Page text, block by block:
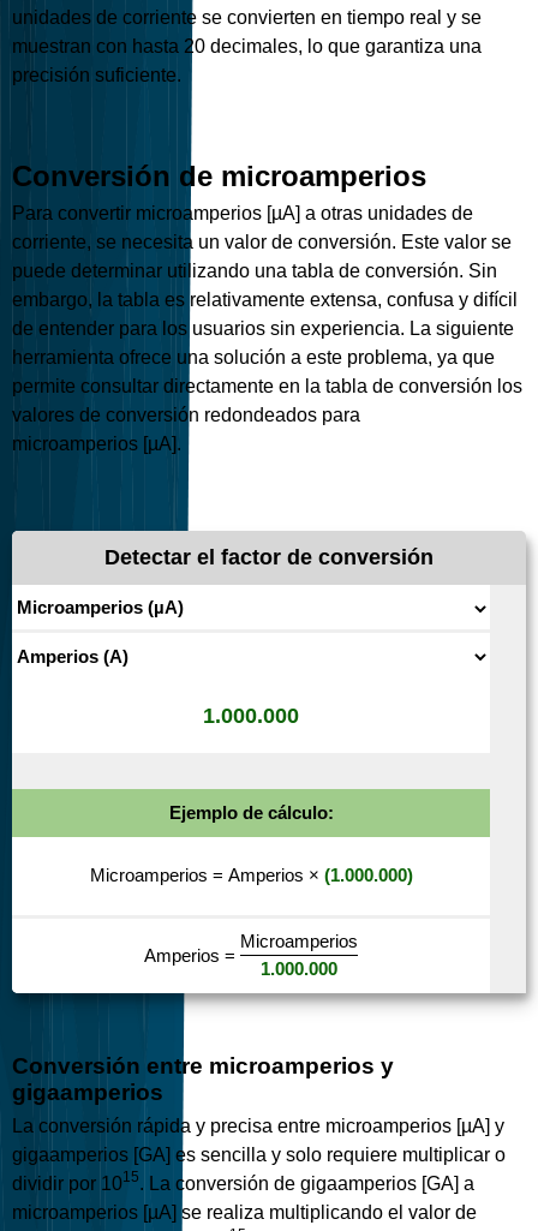
unidades de corriente se convierten en tiempo real y se
muestran con hasta 20 decimales, lo que garantiza una
precisión suficiente.
Conversión de microamperios
Para convertir microamperios [µA] a otras unidades de
corriente, se necesita un valor de conversión. Este valor se
puede determinar utilizando una tabla de conversión. Sin
embargo, la tabla es relativamente extensa, confusa y difícil
de entender para los usuarios sin experiencia. La siguiente
herramienta ofrece una solución a este problema, ya que
permite consultar directamente en la tabla de conversión los
valores de conversión redondeados para
microamperios [µA].
Detectar el factor de conversión
1.000.000
Ejemplo de cálculo:
Microamperios = Amperios × (1.000.000)
Amperios =
Microamperios
1.000.000
Conversión entre microamperios y
gigaamperios
La conversión rápida y precisa entre microamperios [µA] y
gigaamperios [GA] es sencilla y solo requiere multiplicar o
dividir por 1015. La conversión de gigaamperios [GA] a
microamperios [µA] se realiza multiplicando el valor de